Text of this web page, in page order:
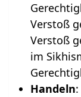
Verstoß
Verstoß
im
Handeln